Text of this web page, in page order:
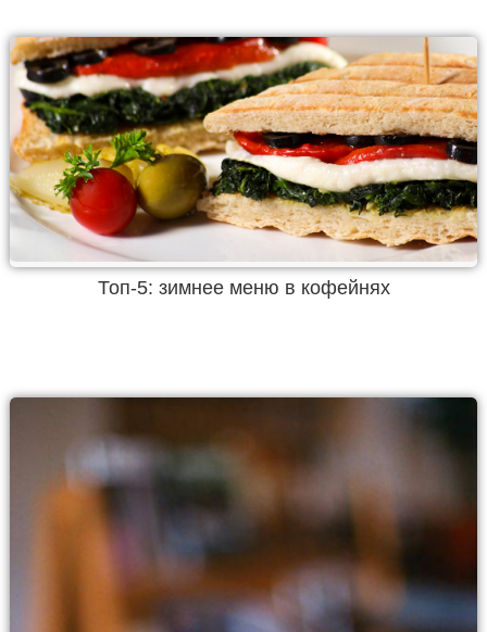
Топ-5: зимнее меню в кофейнях